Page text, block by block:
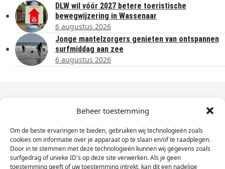
Beheer toestemming
Om de beste ervaringen te bieden, gebruiken wij technologieën zoals
cookies om informatie over je apparaat op te slaan en/of te raadplegen.
Door in te stemmen met deze technologieën kunnen wij gegevens zoals
surfgedrag of unieke ID's op deze site verwerken. Als je geen
toestemming geeft of uw toestemming intrekt, kan dit een nadelige
DLW wil vóór 2027 betere toeristische
bewegwijzering in Wassenaar
6 augustus 2026
Jonge mantelzorgers genieten van ontspannen
surfmiddag aan zee
6 augustus 2026
Dagelijks het laatste nieuws in je e-mail?
Vul
hier
je